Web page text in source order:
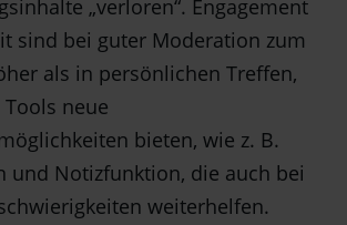
„verloren“. Engagement
sind bei guter Moderation zum
als in persönlichen Treffen,
neue
bieten, wie z. B.
und Notizfunktion, die auch bei
weiterhelfen.